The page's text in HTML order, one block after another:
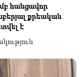
հանցավոր
քրեական
է